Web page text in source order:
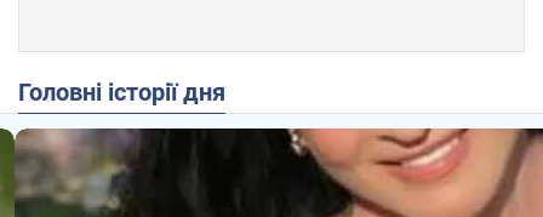
Головні історії дня